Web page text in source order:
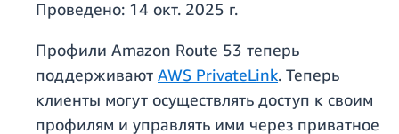
Проведено: 14 окт. 2025 г.
Профили Amazon Route 53 теперь
поддерживают AWS PrivateLink. Теперь
клиенты могут осуществлять доступ к своим
профилям и управлять ими через приватное